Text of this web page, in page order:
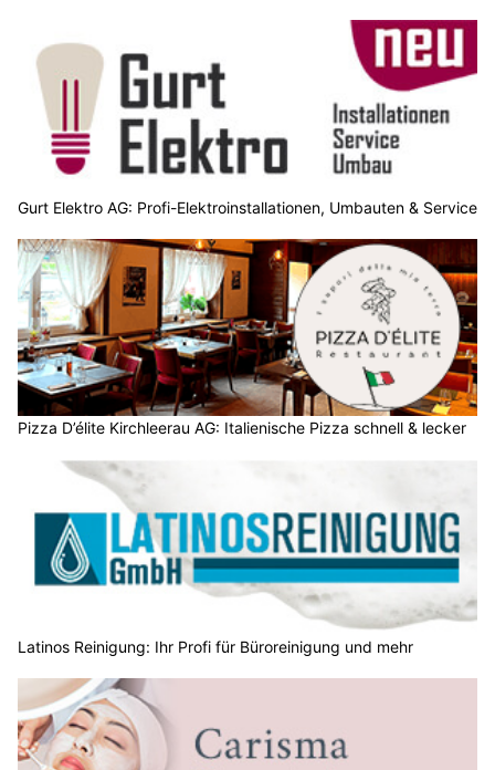
Gurt Elektro AG: Profi-Elektroinstallationen, Umbauten & Service
Pizza D’élite Kirchleerau AG: Italienische Pizza schnell & lecker
Latinos Reinigung: Ihr Profi für Büroreinigung und mehr